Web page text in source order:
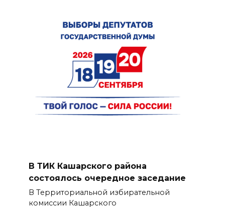
В ТИК Кашарского района
состоялось очередное заседание
В Территориальной избирательной
комиссии Кашарского